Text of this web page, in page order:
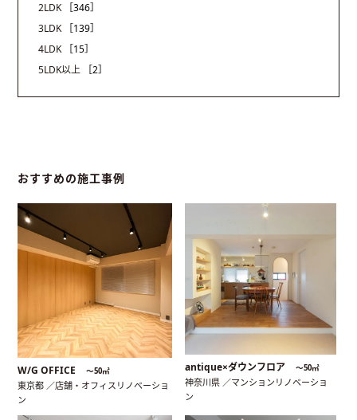
2LDK
［346］
3LDK
［139］
4LDK
［15］
5LDK以上
［2］
おすすめの施工事例
W/G OFFICE 〜50㎡
東京都 ／店舗・オフィスリノベーショ
ン
antique×ダウンフロア 〜50㎡
神奈川県 ／マンションリノベーショ
ン